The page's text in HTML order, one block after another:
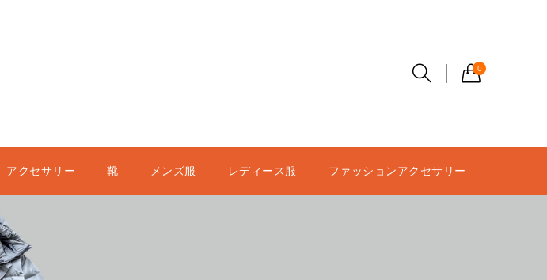
0
アクセサリー 靴 メンズ服 レディース服 ファッションアクセサリー